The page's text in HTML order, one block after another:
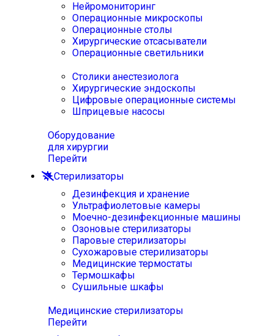
Нейромониторинг
Операционные микроскопы
Операционные столы
Хирургические отсасыватели
Операционные светильники
Столики анестезиолога
Хирургические эндоскопы
Цифровые операционные системы
Шприцевые насосы
Оборудование
для хирургии
Перейти
Стерилизаторы
Дезинфекция и хранение
Ультрафиолетовые камеры
Моечно-дезинфекционные машины
Озоновые стерилизаторы
Паровые стерилизаторы
Сухожаровые стерилизаторы
Медицинские термостаты
Термошкафы
Сушильные шкафы
Медицинские стерилизаторы
Перейти